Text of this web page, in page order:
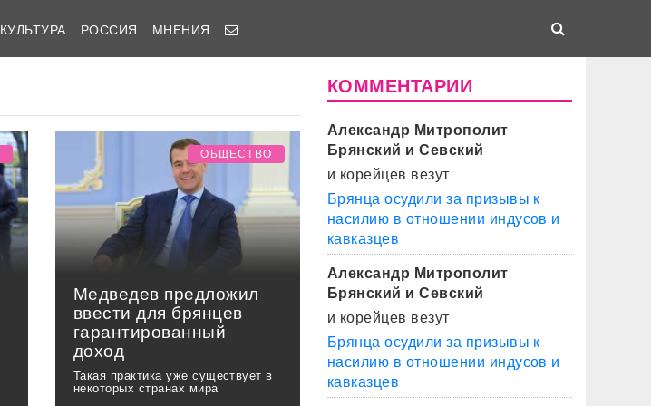
КУЛЬТУРА РОССИЯ МНЕНИЯ
Медведев предложил
ввести для брянцев
гарантированный
доход
Такая практика уже существует в
некоторых странах мира
ОБЩЕСТВО
КОММЕНТАРИИ
Александр Митрополит
Брянский и Севский
и корейцев везут
Брянца осудили за призывы к
насилию в отношении индусов и
кавказцев
Александр Митрополит
Брянский и Севский
и корейцев везут
Брянца осудили за призывы к
насилию в отношении индусов и
кавказцев